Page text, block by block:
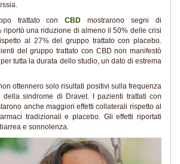
trattato conCBD mostrarono segni di
riportò una riduzione di almeno il 50% delle crisi
al 27% del gruppo trattato con placebo.
del gruppo trattato con CBD non manifestò
tutta la durata dello studio, un dato di estrema
ottennero solo risultati positivi sulla frequenza
sindrome di Dravet. I pazienti trattati con
anche maggiori effetti collaterali rispetto al
tradizionali e placebo. Gli effetti riportati
e sonnolenza.